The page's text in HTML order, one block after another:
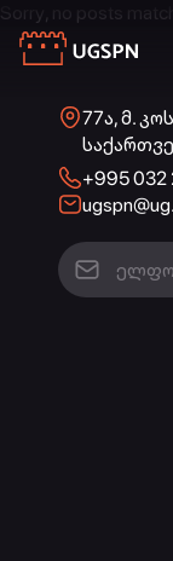
Sorry, no posts
77ა, მ.
+995 032